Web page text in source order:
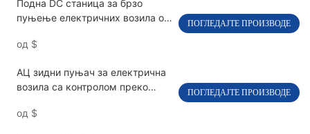
Подна DC станица за брзо
пуњење електричних возила од
од $
ПОГЛЕДАЈТЕ ПРОИЗВОДЕ
АЦ зидни пуњач за електрична
возила са контролом преко
PEVC2108
од $
ПОГЛЕДАЈТЕ ПРОИЗВОДЕ